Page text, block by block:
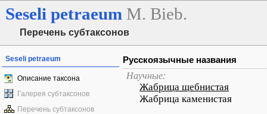
Seseli petraeum M. Bieb.
Перечень субтаксонов
Seseli petraeum
Описание таксона
Галерея субтаксонов
Перечень субтаксонов
Русскоязычные названия
Научные:
Жабрица щебнистая
Жабрица каменистая